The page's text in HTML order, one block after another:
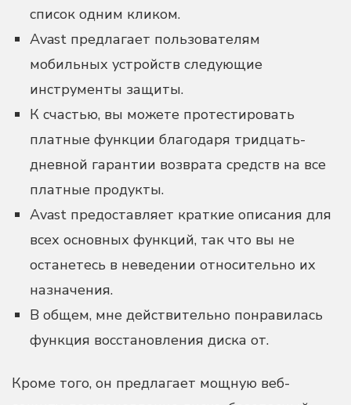
список одним кликом.
Avast предлагает пользователям
мобильных устройств следующие
инструменты защиты.
К счастью, вы можете протестировать
платные функции благодаря тридцать-
дневной гарантии возврата средств на все
платные продукты.
Avast предоставляет краткие описания для
всех основных функций, так что вы не
останетесь в неведении относительно их
назначения.
В общем, мне действительно понравилась
функция восстановления диска от.
Кроме того, он предлагает мощную веб-